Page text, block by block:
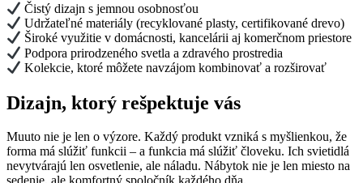
Čistý dizajn s jemnou osobnosťou
Udržateľné materiály (recyklované plasty, certifikované drevo)
Široké využitie v domácnosti, kancelárii aj komerčnom priestore
Podpora prirodzeného svetla a zdravého prostredia
Kolekcie, ktoré môžete navzájom kombinovať a rozširovať
Dizajn, ktorý rešpektuje vás
Muuto nie je len o výzore. Každý produkt vzniká s myšlienkou, že
forma má slúžiť funkcii – a funkcia má slúžiť človeku. Ich svietidlá
nevytvárajú len osvetlenie, ale náladu. Nábytok nie je len miesto na